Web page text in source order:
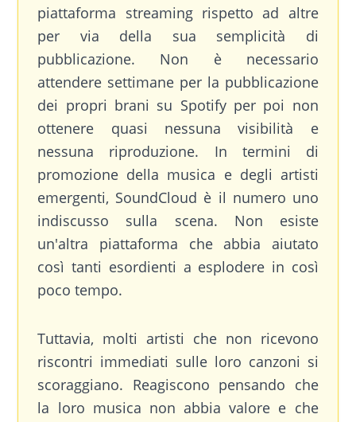
piattaforma streaming rispetto ad altre
per via della sua semplicità di
pubblicazione. Non è necessario
attendere settimane per la pubblicazione
dei propri brani su Spotify per poi non
ottenere quasi nessuna visibilità e
nessuna riproduzione. In termini di
promozione della musica e degli artisti
emergenti, SoundCloud è il numero uno
indiscusso sulla scena. Non esiste
un'altra piattaforma che abbia aiutato
così tanti esordienti a esplodere in così
poco tempo.
Tuttavia, molti artisti che non ricevono
riscontri immediati sulle loro canzoni si
scoraggiano. Reagiscono pensando che
la loro musica non abbia valore e che